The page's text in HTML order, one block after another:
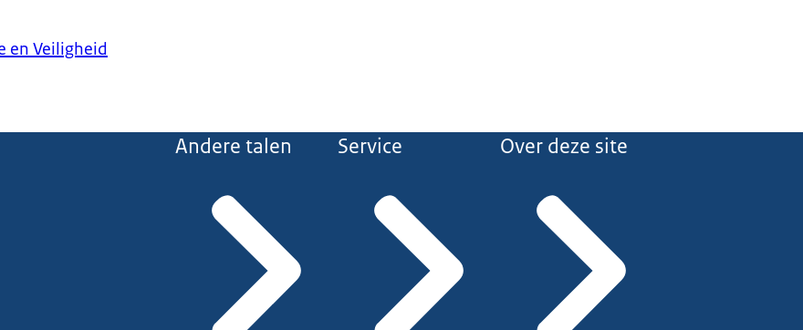
en Veiligheid
Andere talen Service Over deze site